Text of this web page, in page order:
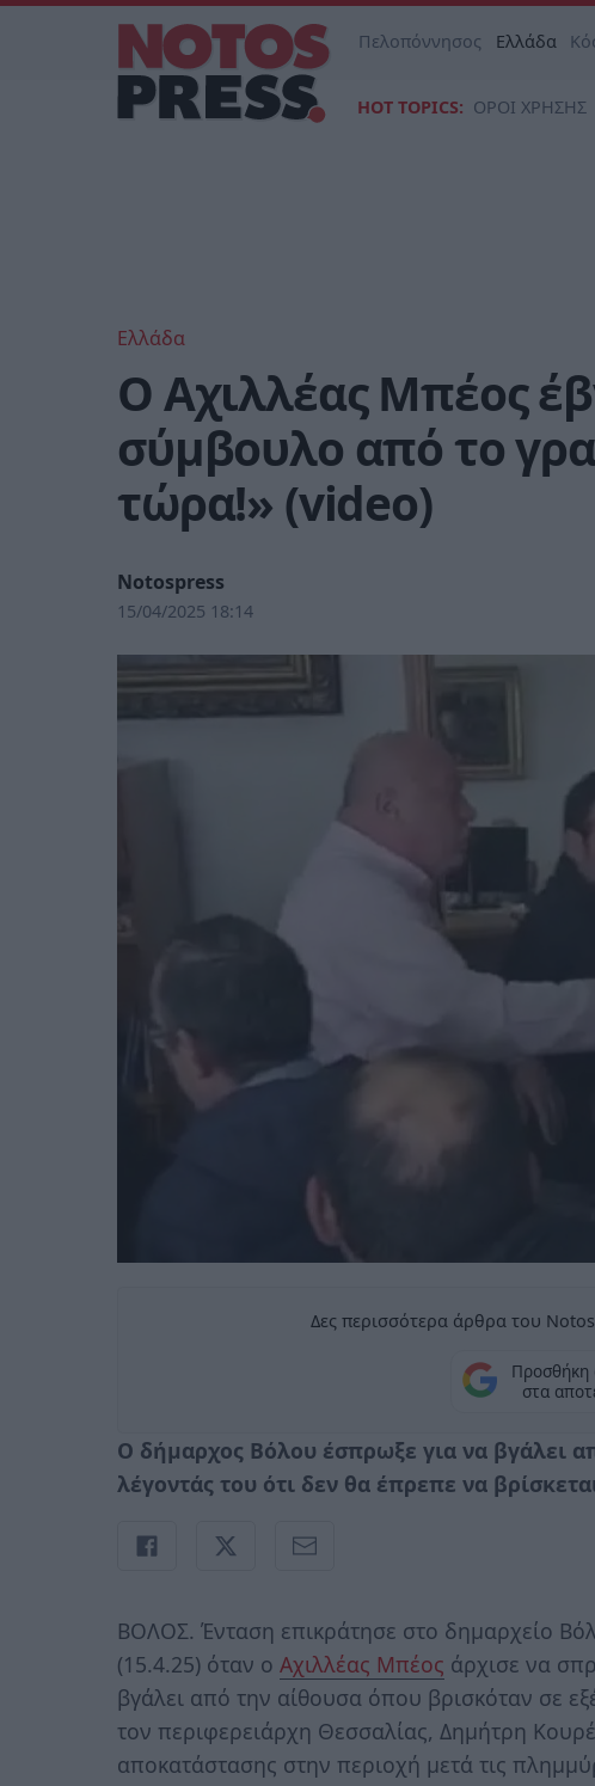
Πελοπόννησος Ελλάδα
HOT TOPICS: ΟΡΟΙ ΧΡΗΣΗΣ
Ελλάδα
Ο Αχιλλέας Μπέος
σύμβουλο από το
τώρα!» (video)
Notospress
15/04/2025 18:14
Δες περισσότερα άρθρα του
Προσθήκη
στα
Ο δήμαρχος Βόλου έσπρωξε για να βγάλει
λέγοντάς του ότι δεν θα έπρεπε να
ΒΟΛΟΣ. Ένταση επικράτησε στο δημαρχείο
(15.4.25) όταν ο Αχιλλέας Μπέος άρχισε να
βγάλει από την αίθουσα όπου βρισκόταν σε
τον περιφερειάρχη Θεσσαλίας, Δημήτρη
αποκατάστασης στην περιοχή μετά τις